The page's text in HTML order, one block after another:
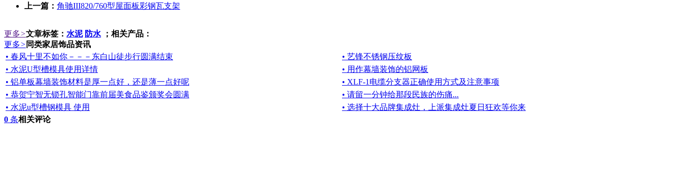
上一篇： 角驰III820/760型屋面板彩钢瓦支架
更多>文章标签： 水泥 防水 ；相关产品：
更多> 同类家居饰品资讯
• 春风十里不如你－－－东白山徒步行圆满结束
• 艺锋不锈钢压纹板
• 水泥U型槽模具使用详情
• 用作幕墙装饰的铝网板
• 铝单板幕墙装饰材料是厚一点好，还是薄一点好呢
• XLF-1电缆分支器正确使用方式及注意事项
• 恭贺宁智无锁孔智能门靠前届美食品鉴颁奖会圆满
• 请留一分钟给那段民族的伤痛...
• 水泥u型槽钢模具 使用
• 选择十大品牌集成灶，上派集成灶夏日狂欢等你来
0 条相关评论